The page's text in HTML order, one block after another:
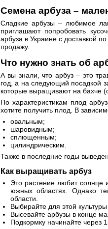
Семена арбуза –
Сладкие арбузы – любимое
приглашают попробовать
арбуза в Украине с доставкой
продажу.
Что нужно знать об
А вы знали, что арбуз – это
год, а на следующий посадкой
которые выращивают на бахче
По характеристикам плод
хотите получить плод. В
овальным;
шаровидным;
сплющенным;
цилиндрическим.
Также в последние годы
Как выращивать арбуз
Это растение любит солнце
южных областях. Однако
области.
Выбирайте для этой
Высевайте арбузы в конце
Подкормку начинайте через